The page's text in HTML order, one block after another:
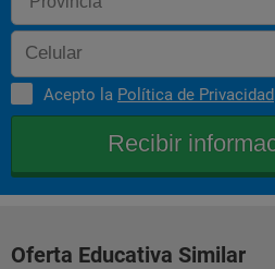
Acepto la Política de Privacidad
Oferta Educativa Similar